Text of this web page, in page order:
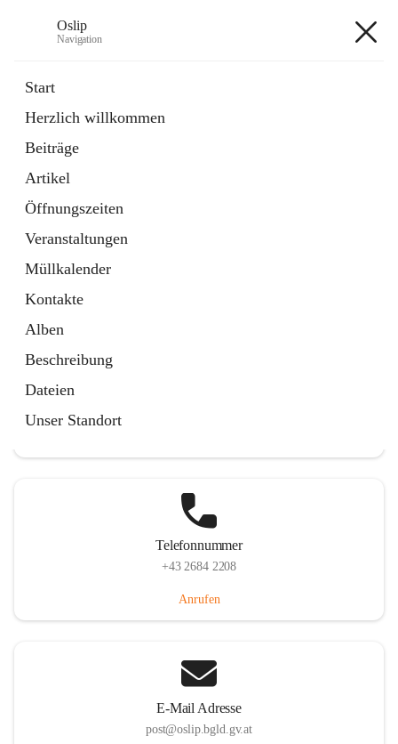
Oslip
Navigation
Start
Herzlich willkommen
Beiträge
Artikel
Öffnungszeiten
Veranstaltungen
Müllkalender
Kontakte
Alben
Beschreibung
Dateien
Unser Standort
Externe Webseite
in
Tab
Bundeskanzleramt Österreich
Externe Webseite
öffnet
in
neuem
Tab
Telefonnummer
+43 2684 2208
Anrufen
E-Mail Adresse
post@oslip.bgld.gv.at